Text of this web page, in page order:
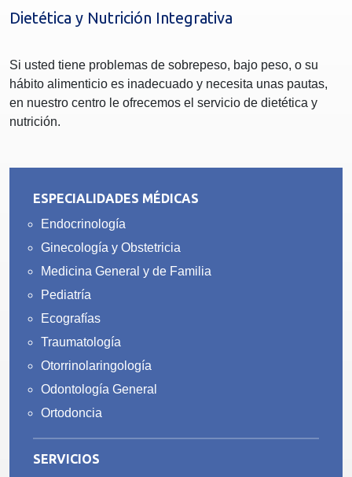
Dietética y Nutrición Integrativa
Si usted tiene problemas de sobrepeso, bajo peso, o su
hábito alimenticio es inadecuado y necesita unas pautas,
en nuestro centro le ofrecemos el servicio de dietética y
nutrición.
ESPECIALIDADES MÉDICAS
Endocrinología
Ginecología y Obstetricia
Medicina General y de Familia
Pediatría
Ecografías
Traumatología
Otorrinolaringología
Odontología General
Ortodoncia
SERVICIOS